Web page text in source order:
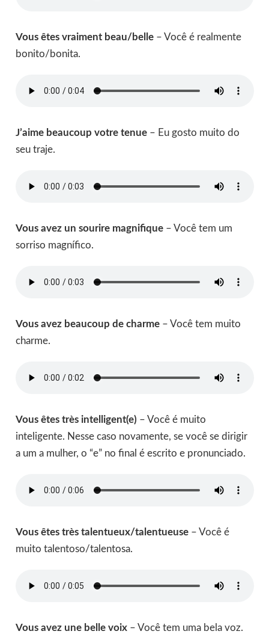
Vous êtes vraiment beau/belle– Você é realmente
bonito/bonita.
J’aime beaucoup votre tenue– Eu gosto muito do
seu traje.
Vous avez un sourire magnifique– Você tem um
sorriso magnífico.
Vous avez beaucoup de charme– Você tem muito
charme.
Vous êtes très intelligent(e) – Você é muito
inteligente. Nesse caso novamente, se você se dirigir
a um a mulher, o “e” no final é escrito e pronunciado.
Vous êtes très talentueux/talentueuse– Você é
muito talentoso/talentosa.
Vous avez une belle voix– Você tem uma bela voz.